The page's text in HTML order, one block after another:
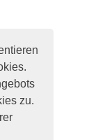
zu.